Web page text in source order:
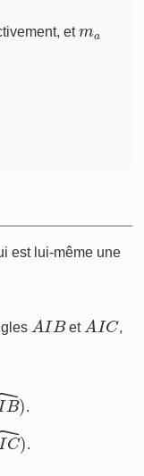
et
est lui-même une
A IB
et
A IC
,
.
.